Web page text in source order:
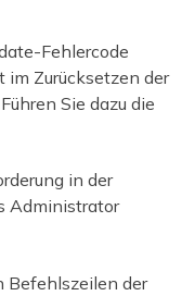
Fehlercode
Zurücksetzen der
Sie dazu die
in der
Administrator
Befehlszeilen der